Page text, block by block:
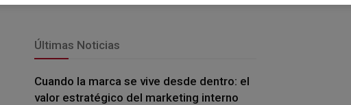
Últimas Noticias
Cuando la marca se vive desde dentro: el
valor estratégico del marketing interno